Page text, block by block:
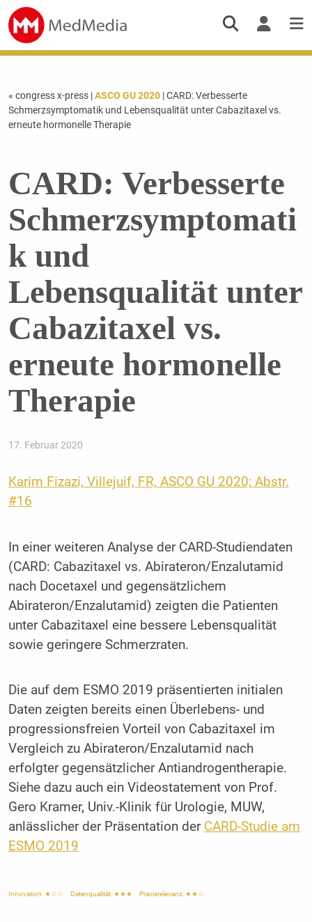
« congress x-press |ASCO GU 2020| CARD: Verbesserte
Schmerzsymptomatik und Lebensqualität unter Cabazitaxel vs.
erneute hormonelle Therapie
CARD: Verbesserte
Schmerzsymptomati
k und
Lebensqualität unter
Cabazitaxel vs.
erneute hormonelle
Therapie
17. Februar 2020
Karim Fizazi, Villejuif, FR, ASCO GU 2020; Abstr.
#16
In einer weiteren Analyse der CARD-Studiendaten
(CARD: Cabazitaxel vs. Abirateron/Enzalutamid
nach Docetaxel und gegensätzlichem
Abirateron/Enzalutamid) zeigten die Patienten
unter Cabazitaxel eine bessere Lebensqualität
sowie geringere Schmerzraten.
Die auf dem ESMO 2019 präsentierten initialen
Daten zeigten bereits einen Überlebens- und
progressionsfreien Vorteil von Cabazitaxel im
Vergleich zu Abirateron/Enzalutamid nach
erfolgter gegensätzlicher Antiandrogentherapie.
Siehe dazu auch ein Videostatement von Prof.
Gero Kramer, Univ.-Klinik für Urologie, MUW,
anlässlicher der Präsentation der CARD-Studie am
ESMO 2019
Innovation: ★☆☆ Datenqualität: ★★★ Praxisrelevanz: ★★☆